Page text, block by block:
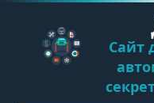
Перейти
контенту
Сайт